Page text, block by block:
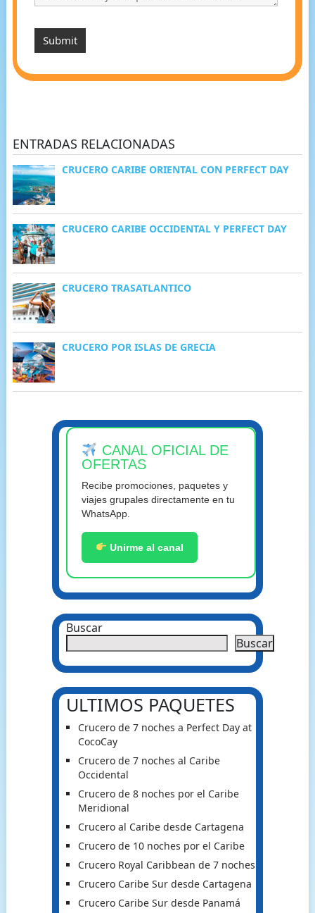
ENTRADAS RELACIONADAS
CRUCERO CARIBE ORIENTAL CON PERFECT DAY
CRUCERO CARIBE OCCIDENTAL Y PERFECT DAY
CRUCERO TRASATLANTICO
CRUCERO POR ISLAS DE GRECIA
CANAL OFICIAL DE
OFERTAS
Recibe promociones, paquetes y
viajes grupales directamente en tu
WhatsApp.
Unirme al canal
Buscar
Buscar
ULTIMOS PAQUETES
Crucero de 7 noches a Perfect Day at
CocoCay
Crucero de 7 noches al Caribe
Occidental
Crucero de 8 noches por el Caribe
Meridional
Crucero al Caribe desde Cartagena
Crucero de 10 noches por el Caribe
Crucero Royal Caribbean de 7 noches
Crucero Caribe Sur desde Cartagena
Crucero Caribe Sur desde Panamá